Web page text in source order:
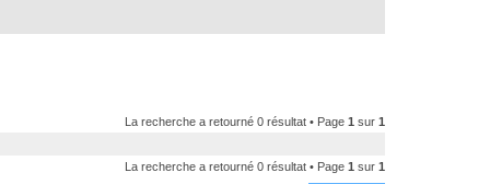
La recherche a retourné 0 résultat • Page 1 sur 1
La recherche a retourné 0 résultat • Page 1 sur 1